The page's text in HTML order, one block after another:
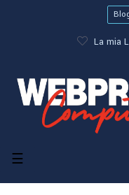
La mia
navigazione
☰